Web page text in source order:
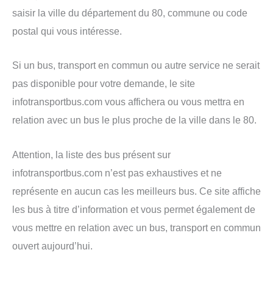
saisir la ville du département du 80, commune ou code
postal qui vous intéresse.
Si un bus, transport en commun ou autre service ne serait
pas disponible pour votre demande, le site
infotransportbus.com vous affichera ou vous mettra en
relation avec un bus le plus proche de la ville dans le 80.
Attention, la liste des bus présent sur
infotransportbus.com n’est pas exhaustives et ne
représente en aucun cas les meilleurs bus. Ce site affiche
les bus à titre d’information et vous permet également de
vous mettre en relation avec un bus, transport en commun
ouvert aujourd’hui.